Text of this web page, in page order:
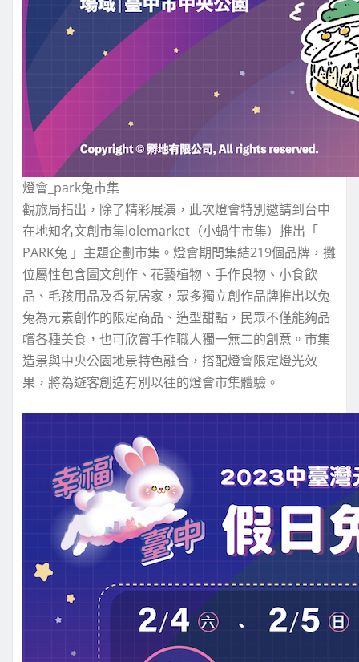
燈會_park兔市集
觀旅局指出，除了精彩展演，此次燈會特別邀請到台中
在地知名文創市集lolemarket（小蝸牛市集）推出「
PARK兔 」主題企劃市集。燈會期間集結219個品牌，攤
位屬性包含圖文創作、花藝植物、手作良物、小食飲
品、毛孩用品及香氛居家，眾多獨立創作品牌推出以兔
兔為元素創作的限定商品、造型甜點，民眾不僅能夠品
嚐各種美食，也可欣賞手作職人獨一無二的創意。市集
造景與中央公園地景特色融合，搭配燈會限定燈光效
果，將為遊客創造有別以往的燈會市集體驗。